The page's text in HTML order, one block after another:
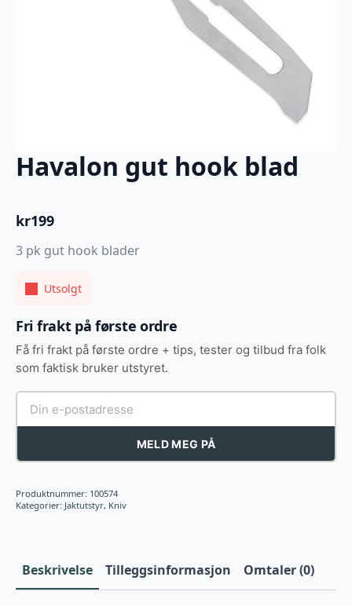
Havalon gut hook blad
kr199
3 pk gut hook blader
Utsolgt
Fri frakt på første ordre
Få fri frakt på første ordre + tips, tester og tilbud fra folk
som faktisk bruker utstyret.
MELD MEG PÅ
Produktnummer: 100574
Kategorier: Jaktutstyr, Kniv
Beskrivelse Tilleggsinformasjon Omtaler (0)